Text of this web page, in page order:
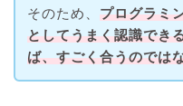
そのため、 プログラミ
としてうまく認識でき
ば、すごく合うのでは